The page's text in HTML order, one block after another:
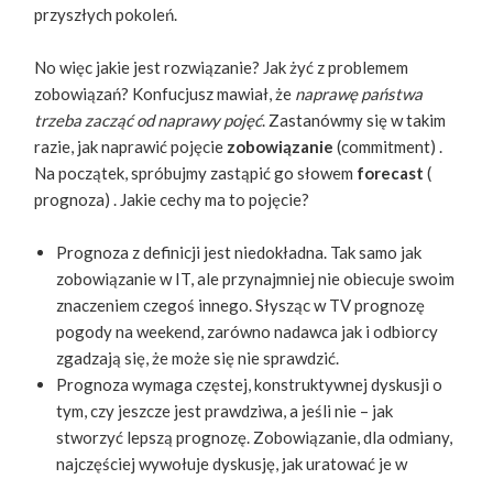
przyszłych pokoleń.
No więc jakie jest rozwiązanie? Jak żyć z problemem
zobowiązań? Konfucjusz mawiał, że naprawę państwa
trzeba zacząć od naprawy pojęć​. Zastanówmy się w takim
razie, jak naprawić pojęcie ​ zobowiązanie ​ (​commitment)​ .
Na początek, spróbujmy zastąpić go słowem ​ forecast(​
prognoza)​ . Jakie cechy ma to pojęcie?
Prognoza z definicji jest niedokładna. Tak samo jak
zobowiązanie w IT, ale przynajmniej nie obiecuje swoim
znaczeniem czegoś innego. Słysząc w TV prognozę
pogody na weekend, zarówno nadawca jak i odbiorcy
zgadzają się, że może się nie sprawdzić.
Prognoza wymaga częstej, konstruktywnej dyskusji o
tym, czy jeszcze jest prawdziwa, a jeśli nie – jak
stworzyć lepszą prognozę. Zobowiązanie, dla odmiany,
najczęściej wywołuje dyskusję, jak uratować je w